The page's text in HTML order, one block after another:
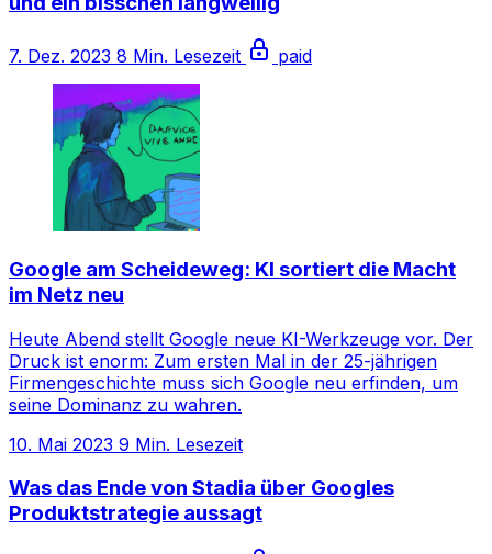
7. Dez. 2023 8 Min. Lesezeit paid
Google am Scheideweg: KI sortiert die Macht
im Netz neu
Heute Abend stellt Google neue KI-Werkzeuge vor. Der
Druck ist enorm: Zum ersten Mal in der 25-jährigen
Firmengeschichte muss sich Google neu erfinden, um
seine Dominanz zu wahren.
10. Mai 2023 9 Min. Lesezeit
Was das Ende von Stadia über Googles
Produktstrategie aussagt